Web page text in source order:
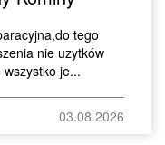
tego
nie uzytków
je...
03.08.2026